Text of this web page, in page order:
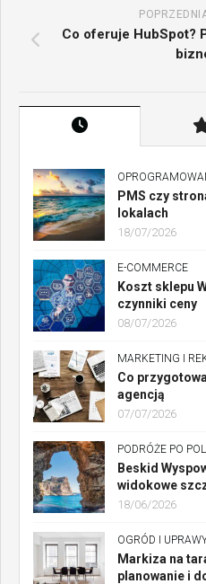
Co oferuje HubSpot?
PMS czy
lokalach
18/07/2026
E-COMMERCE
Koszt sklepu
czynniki ceny
08/07/2026
MARKETING I
Co
agencją
07/07/2026
PODRÓŻE PO
Beskid
widokowe
18/06/2026
OGRÓD I
Markiza na
planowanie i